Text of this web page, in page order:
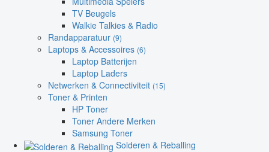
TV Beugels
Walkie Talkies & Radio
Randapparatuur (9)
Laptops & Accessoires (6)
Laptop Batterijen
Laptop Laders
Netwerken & Connectiviteit (15)
Toner & Printen
HP Toner
Toner Andere Merken
Samsung Toner
Solderen & Reballing